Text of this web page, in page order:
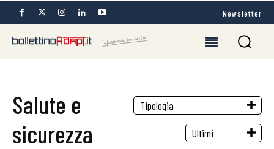
Newsletter
Salute e
sicurezza